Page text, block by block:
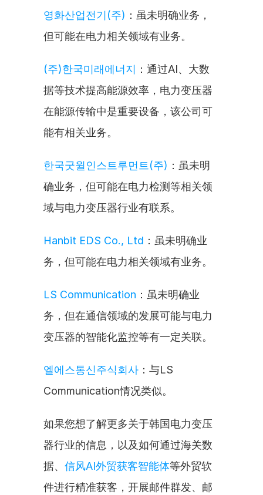
영화산업전기(주) ：虽未明确业务，
但可能在电力相关领域有业务。
(주)한국미래에너지 ：通过AI、大数
据等技术提高能源效率，电力变压器
在能源传输中是重要设备，该公司可
能有相关业务。
한국굿윌인스트루먼트(주) ：虽未明
确业务，但可能在电力检测等相关领
域与电力变压器行业有联系。
Hanbit EDS Co., Ltd ：虽未明确业
务，但可能在电力相关领域有业务。
LS Communication ：虽未明确业
务，但在通信领域的发展可能与电力
变压器的智能化监控等有一定关联。
엘에스통신주식회사 ：与LS
Communication情况类似。
如果您想了解更多关于韩国电力变压
器行业的信息，以及如何通过海关数
据、 信风AI外贸获客智能体等外贸软
件进行精准获客，开展邮件群发、邮